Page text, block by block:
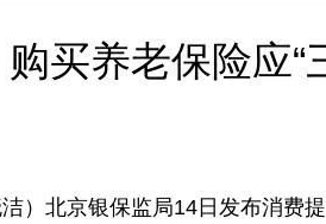
买养老保险应“
北京银保监局14日发布消费